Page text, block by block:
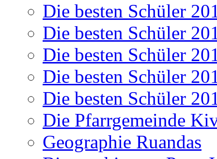
Die besten Schüler
Die besten Schüler
Die besten Schüler
Die besten Schüler
Die besten Schüler
Die Pfarrgemeinde
Geographie Ruandas